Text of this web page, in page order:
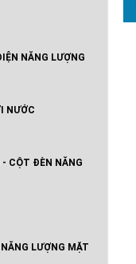
NĂNG LƯỢNG
NƯỚC
- CỘT ĐÈN NĂNG
LƯỢNG MẶT